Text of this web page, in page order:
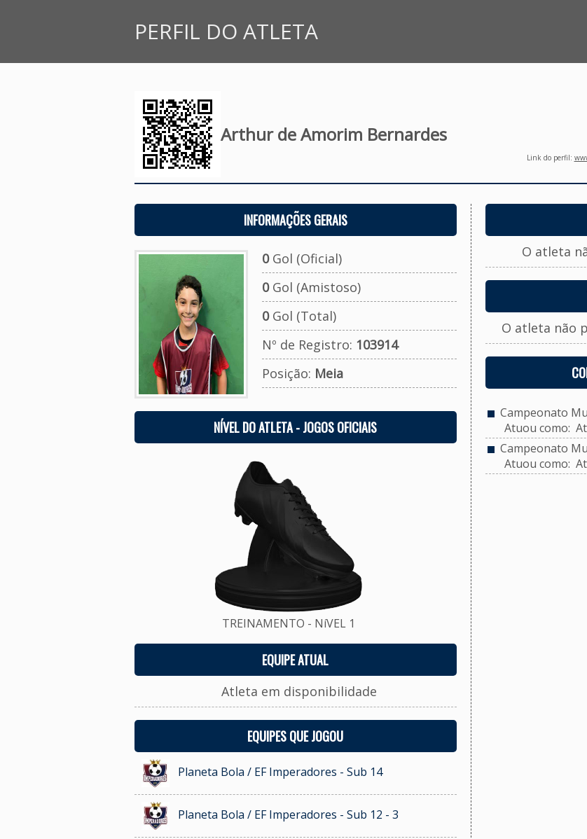
PERFIL DO ATLETA
Arthur de Amorim Bernardes
Link do perfil:
INFORMAÇÕES GERAIS
0Gol (Oficial)
0Gol (Amistoso)
0Gol (Total)
Nº de Registro: 103914
Posição: Meia
NÍVEL DO ATLETA - JOGOS OFICIAIS
TREINAMENTO - NíVEL 1
EQUIPE ATUAL
Atleta em disponibilidade
EQUIPES QUE JOGOU
Planeta Bola / EF Imperadores - Sub 14
Planeta Bola / EF Imperadores - Sub 12 - 3
O atleta
O atleta não
Campeonato
Atuou como:
Campeonato
Atuou como: